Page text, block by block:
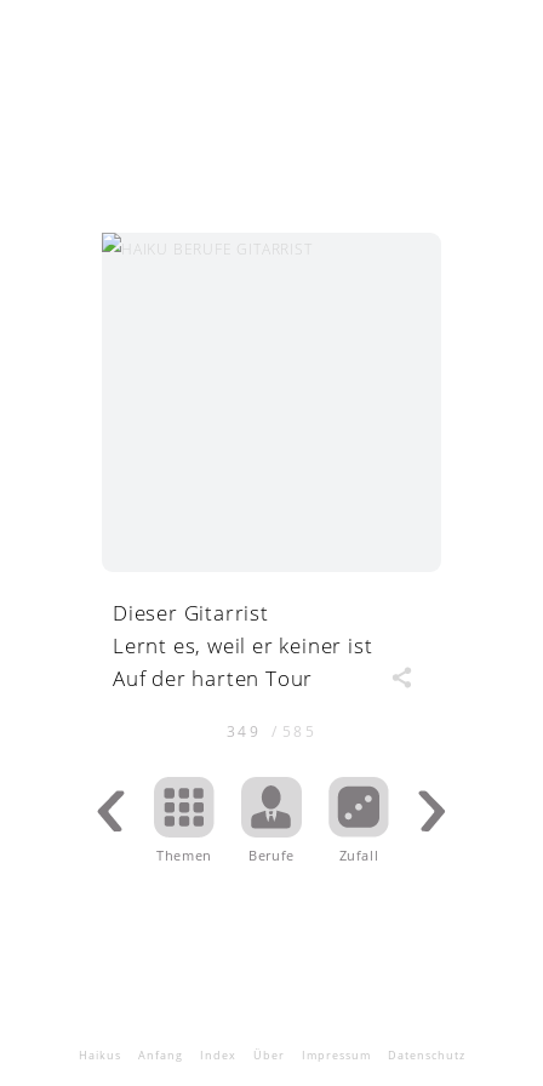
Dieser Gitarrist
Lernt es, weil er keiner ist
Auf der harten Tour
349 / 585
Themen Zufall
Berufe
Haikus Anfang Index Über Impressum Datenschutz